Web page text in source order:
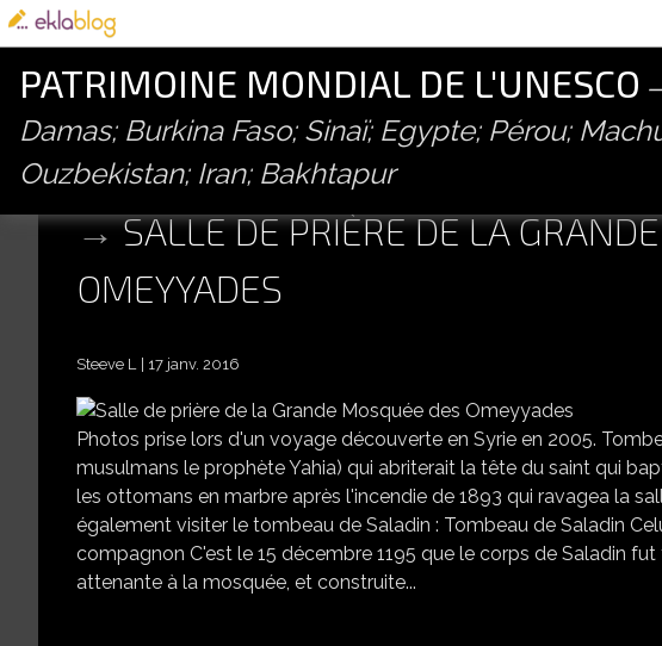
PATRIMOINE MONDIAL DE L'UNESCO
Damas; Burkina Faso; Sinaï; Egypte; Pérou;
Ouzbekistan; Iran; Bakhtapur
SALLE DE PRIÈRE DE LA
OMEYYADES
Steeve L 17 janv. 2016
Photos prise lors d'un voyage découverte en Syrie en 2005.
musulmans le prophète Yahia) qui abriterait la tête du saint qui
les ottomans en marbre après l'incendie de 1893 qui ravagea la
également visiter le tombeau de Saladin : Tombeau de Saladin
compagnon C'est le 15 décembre 1195 que le corps de Saladin
attenante à la mosquée, et construite...